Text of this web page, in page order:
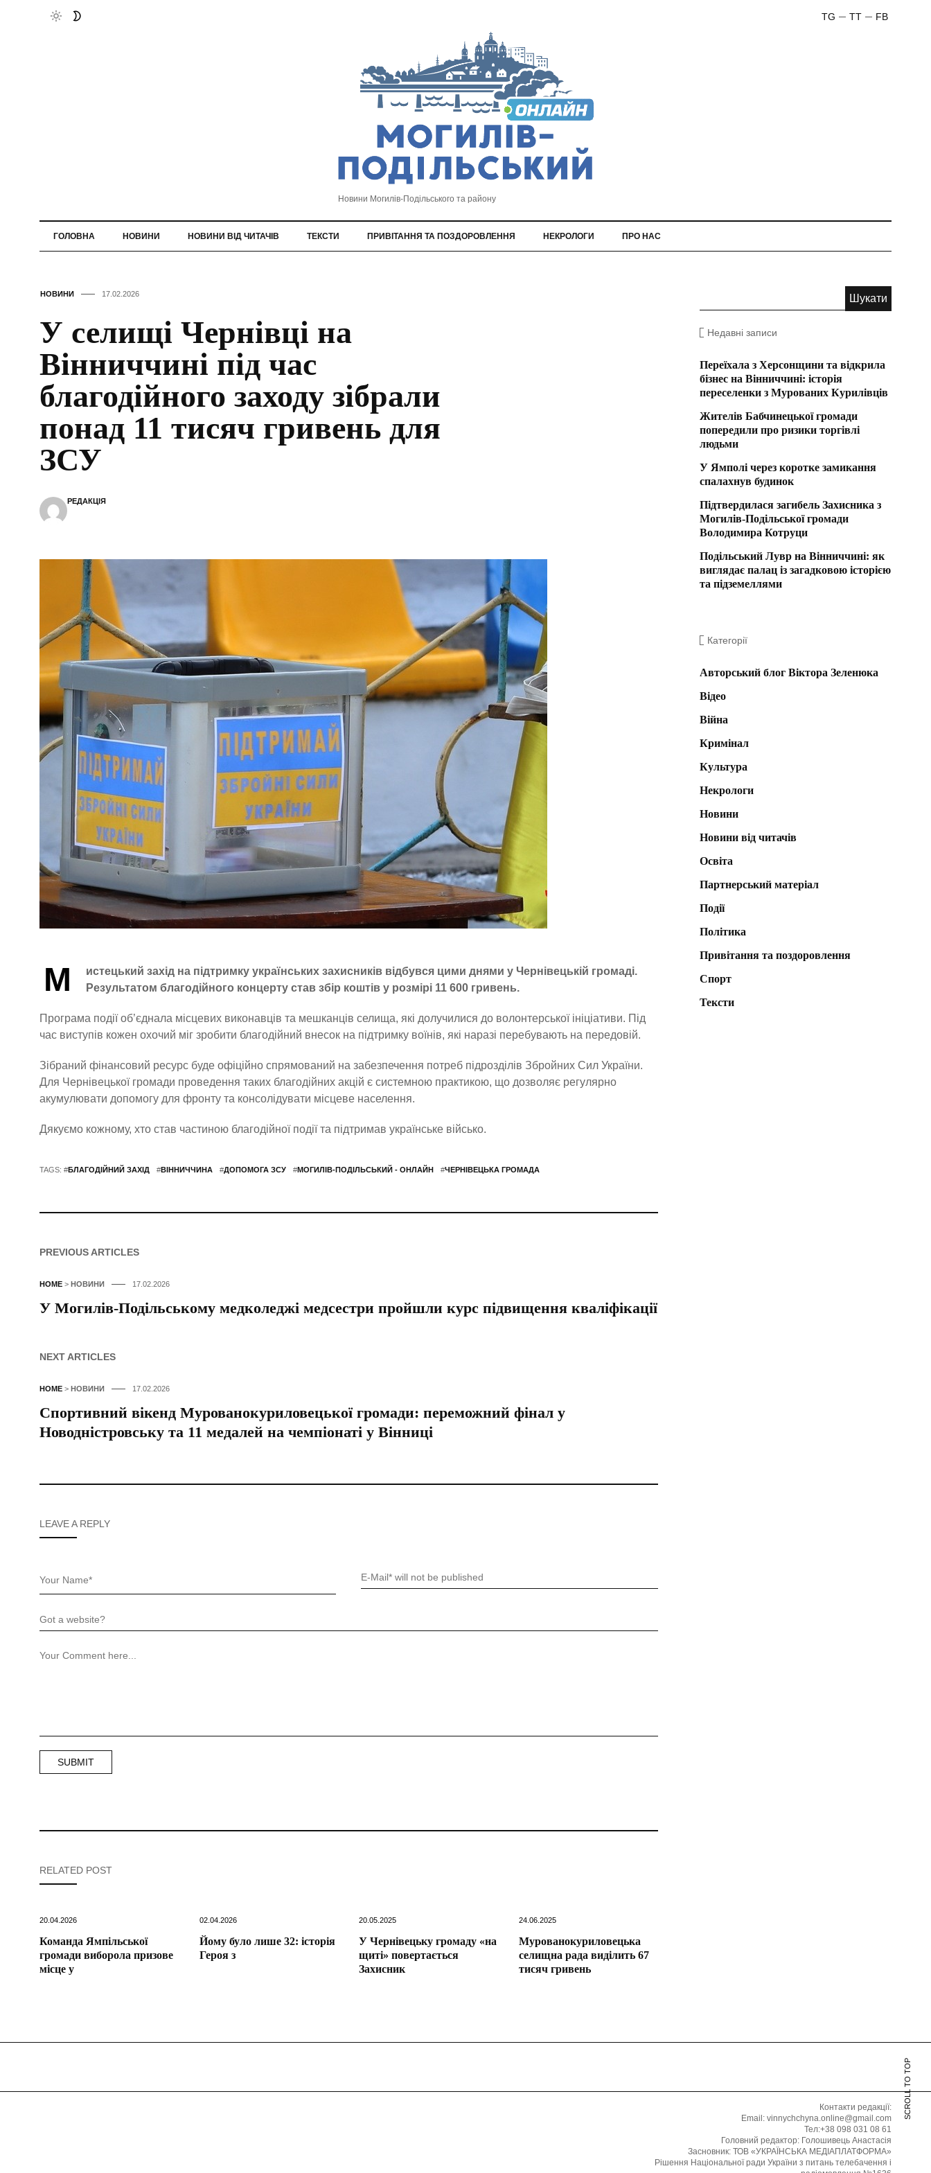
FB
TT
TG
Новини Могилів-Подільського та району
ГОЛОВНА НОВИНИ НОВИНИ ВІД ЧИТАЧІВ ТЕКСТИ ПРИВІТАННЯ ТА ПОЗДОРОВЛЕННЯ НЕКРОЛОГИ ПРО НАС
НОВИНИ 17.02.2026
У селищі Чернівці на
Вінниччині під час
благодійного заходу зібрали
понад 11 тисяч гривень для
ЗСУ
РЕДАКЦІЯ
М
истецький захід на підтримку українських захисників відбувся цими днями у Чернівецькій громаді.
Результатом благодійного концерту став збір коштів у розмірі 11 600 гривень.
Програма події об’єднала місцевих виконавців та мешканців селища, які долучилися до волонтерської ініціативи. Під
час виступів кожен охочий міг зробити благодійний внесок на підтримку воїнів, які наразі перебувають на передовій.
Зібраний фінансовий ресурс буде офіційно спрямований на забезпечення потреб підрозділів Збройних Сил України.
Для Чернівецької громади проведення таких благодійних акцій є системною практикою, що дозволяє регулярно
акумулювати допомогу для фронту та консолідувати місцеве населення.
Дякуємо кожному, хто став частиною благодійної події та підтримав українське військо.
TAGS: #БЛАГОДІЙНИЙ ЗАХІД #ВІННИЧЧИНА #ДОПОМОГА ЗСУ #МОГИЛІВ-ПОДІЛЬСЬКИЙ - ОНЛАЙН #ЧЕРНІВЕЦЬКА ГРОМАДА
PREVIOUS ARTICLES
HOME > НОВИНИ 17.02.2026
У Могилів-Подільському медколеджі медсестри пройшли курс підвищення кваліфікації
NEXT ARTICLES
HOME > НОВИНИ 17.02.2026
Спортивний вікенд Мурованокуриловецької громади: переможний фінал у
Новодністровську та 11 медалей на чемпіонаті у Вінниці
LEAVE A REPLY
RELATED POST
20.04.2026
Команда Ямпільської
громади виборола призове
місце у
02.04.2026
Йому було лише 32: історія
Героя з
20.05.2025
У Чернівецьку громаду «на
щиті» повертається
Захисник
24.06.2025
Мурованокуриловецька
селищна рада виділить 67
тисяч гривень
Недавні записи
Переїхала з Херсонщини та відкрила
бізнес на Вінниччині: історія
переселенки з Мурованих Курилівців
Жителів Бабчинецької громади
попередили про ризики торгівлі
людьми
У Ямполі через коротке замикання
спалахнув будинок
Підтвердилася загибель Захисника з
Могилів-Подільської громади
Володимира Котруци
Подільський Лувр на Вінниччині: як
виглядає палац із загадковою історією
та підземеллями
Категорії
Авторський блог Віктора Зеленюка
Відео
Війна
Кримінал
Культура
Некрологи
Новини
Новини від читачів
Освіта
Партнерський матеріал
Події
Політика
Привітання та поздоровлення
Спорт
Тексти
SCROLL TO TOP
Контакти редакції:
Email: vinnychchyna.online@gmail.com
Тел:+38 098 031 08 61
Головний редактор: Голошивець Анастасія
Засновник: ТОВ «УКРАЇНСЬКА МЕДІАПЛАТФОРМА»
Рішення Національної ради України з питань телебачення і